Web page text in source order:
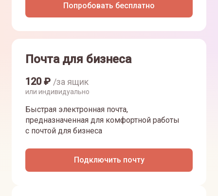
Попробовать бесплатно
Почта для бизнеса
120₽ /за ящик
или индивидуально
Быстрая электронная почта,
предназначенная для комфортной работы
с почтой для бизнеса
Подключить почту